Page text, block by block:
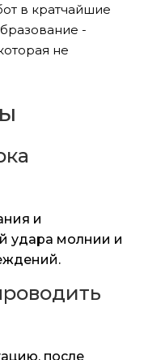
в кратчайшие
-
не
и
удара молнии и
после